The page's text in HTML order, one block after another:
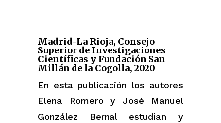
Madrid-La Rioja, Consejo
Superior de Investigaciones
Científicas y Fundación San
Millán de la Cogolla, 2020
En esta publicación los autores
Elena Romero y José Manuel
González Bernal estudian y